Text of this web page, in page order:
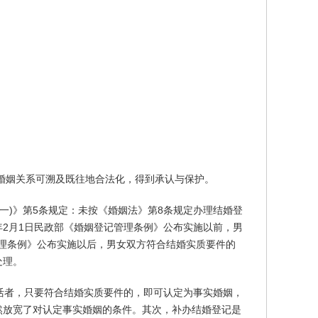
关系可溯及既往地合法化，得到承认与保护。
)》第5条规定：未按《婚姻法》第8条规定办理结婚登
月1日民政部《婚姻登记管理条例》公布实施以前，男
例》公布实施以后，男女双方符合结婚实质要件的
。
，只要符合结婚实质要件的，即可认定为事实婚姻，
宽了对认定事实婚姻的条件。其次，补办结婚登记是